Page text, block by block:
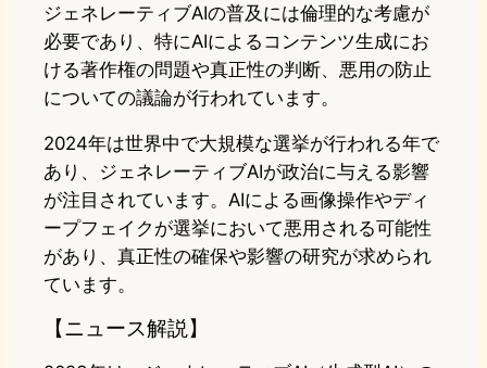
ジェネレーティブAIの普及には倫理的な考慮が
必要であり、特にAIによるコンテンツ生成にお
ける著作権の問題や真正性の判断、悪用の防止
についての議論が行われています。
2024年は世界中で大規模な選挙が行われる年で
あり、ジェネレーティブAIが政治に与える影響
が注目されています。AIによる画像操作やディ
ープフェイクが選挙において悪用される可能性
があり、真正性の確保や影響の研究が求められ
ています。
【ニュース解説】